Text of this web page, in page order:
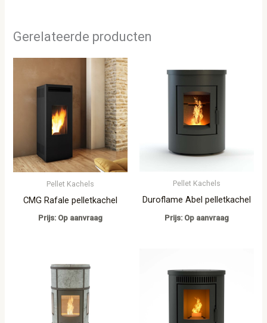
Gerelateerde producten
Pellet Kachels
CMG Rafale pelletkachel
Prijs: Op aanvraag
Pellet Kachels
Duroflame Abel pelletkachel
Prijs: Op aanvraag